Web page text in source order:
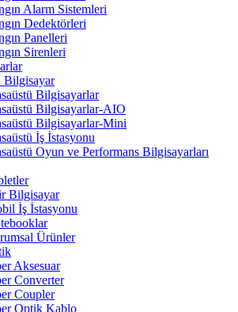
Alarm Sistemleri
Dedektörleri
Panelleri
Sirenleri
Bilgisayar
Bilgisayarlar
Bilgisayarlar-AIO
Bilgisayarlar-Mini
İş İstasyonu
Oyun ve Performans Bilgisayarları
Bilgisayar
İş İstasyonu
Ürünler
Aksesuar
Converter
Coupler
Optik Kablo